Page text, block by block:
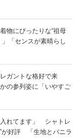
物にぴったりな“祖母
「センスが素晴らし
ガントな格好で来
の参列姿に「いやすご
入れてます」 シャトレ
が好評 「生地とバニラ